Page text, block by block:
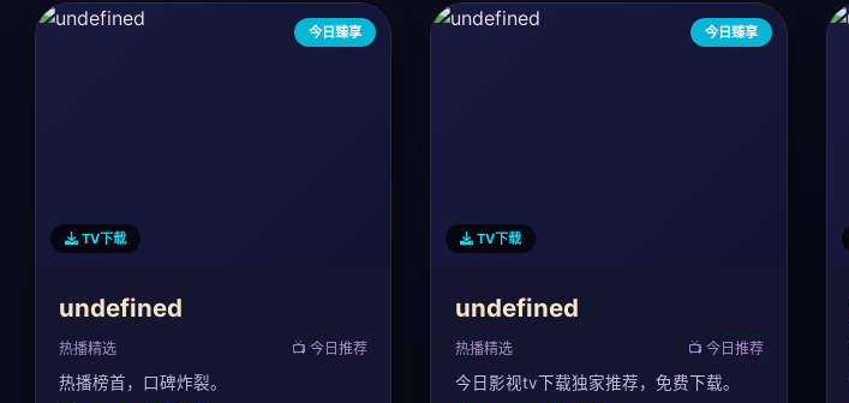
今日臻享
TV下载
undefined
热播精选 📺 今日推荐
热播榜首，口碑炸裂。
今日臻享
TV下载
undefined
热播精选 📺 今日推荐
今日影视tv下载独家推荐，免费下载。